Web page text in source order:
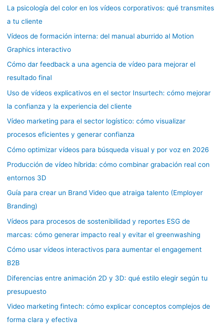
La psicología del color en los vídeos corporativos: qué transmites
a tu cliente
Vídeos de formación interna: del manual aburrido al Motion
Graphics interactivo
Cómo dar feedback a una agencia de vídeo para mejorar el
resultado final
Uso de vídeos explicativos en el sector Insurtech: cómo mejorar
la confianza y la experiencia del cliente
Vídeo marketing para el sector logístico: cómo visualizar
procesos eficientes y generar confianza
Cómo optimizar vídeos para búsqueda visual y por voz en 2026
Producción de vídeo híbrida: cómo combinar grabación real con
entornos 3D
Guía para crear un Brand Video que atraiga talento (Employer
Branding)
Vídeos para procesos de sostenibilidad y reportes ESG de
marcas: cómo generar impacto real y evitar el greenwashing
Cómo usar vídeos interactivos para aumentar el engagement
B2B
Diferencias entre animación 2D y 3D: qué estilo elegir según tu
presupuesto
Video marketing fintech: cómo explicar conceptos complejos de
forma clara y efectiva